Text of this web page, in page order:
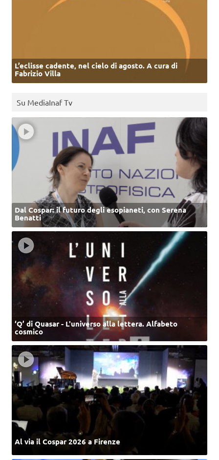
L’eclisse cadente, nel cielo di agosto. A cura di
Fabrizio Villa
Su MediaInaf Tv
Dal Cospar: il futuro degli esopianeti, con Serena
Benatti
‘Q’ di Quasar - L'universo alla lettera. Alfabeto
cosmico
Al via il Cospar 2026 a Firenze